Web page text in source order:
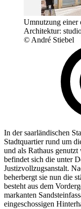
Umnutzung einer
Architektur:
© André Stiebel
In der saarländischen
Stadtquartier rund um
und als Rathaus
befindet sich die unter
Justizvollzugsanstalt.
beherbergt sie nun die
besteht aus dem
markanten
eingeschossigen